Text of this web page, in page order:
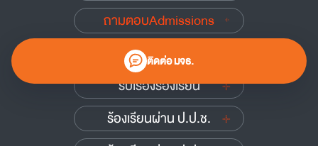
ติดต่อ มจธ.
ถามตอบAdmissions
นักศึกษาเก่าสัมพันธ์
รับเรื่องร้องเรียน
ร้องเรียนผ่าน ป.ป.ช.
ร้องเรียนผ่าน ป.ป.ท.